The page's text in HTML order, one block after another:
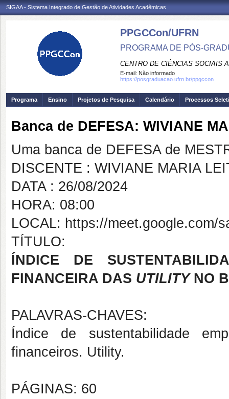
SIGAA - Sistema Integrado de Gestão de Atividades Acadêmicas
PPGCCon/UFRN
PROGRAMA DE PÓS-
CENTRO DE CIÊNCIAS SOCIAIS
E-mail: Não informado
https://posgraduacao.ufrn.br/ppgccon
Programa Ensino Projetos de Pesquisa Calendário Processos
Banca de DEFESA: WIVIANE
Uma banca de DEFESA de
DISCENTE : WIVIANE MARIA
DATA : 26/08/2024
HORA: 08:00
LOCAL: https://meet.google.com/
TÍTULO:
ÍNDICE DE
FINANCEIRA DAS UTILITYNO
PALAVRAS-CHAVES:
Índice de sustentabilidade
financeiros. Utility.
PÁGINAS: 60